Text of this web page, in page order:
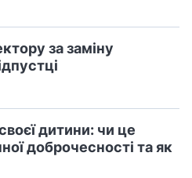
за заміну
дитини: чи це
доброчесності та як